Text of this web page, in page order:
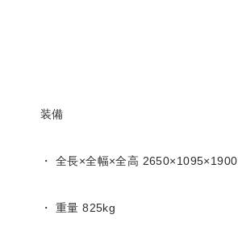
装備
・ 全長×全幅×全高 2650×1095×1900
・ 重量 825kg